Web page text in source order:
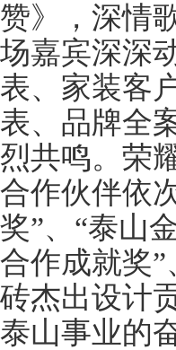
赞》，深情
场嘉宾深深
表、家装客
表、品牌全
烈共鸣。荣
合作伙伴依
奖”、“泰山
合作成就奖
砖杰出设计
泰山事业的